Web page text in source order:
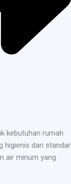
kebutuhan rumah
higienis dan standar
air minum yang